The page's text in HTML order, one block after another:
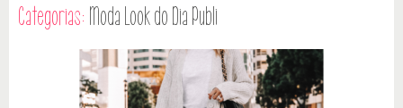
Categorias: Moda Look do Dia Publi